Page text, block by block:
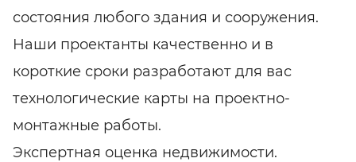
состояния любого здания и сооружения.
Наши проектанты качественно и в
короткие сроки разработают для вас
технологические карты на проектно-
монтажные работы.
Экспертная оценка недвижимости.